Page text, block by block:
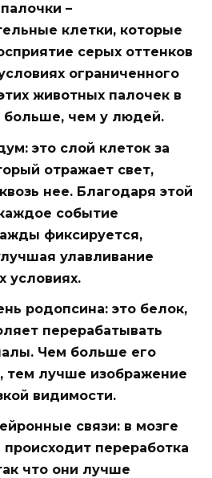
–
клетки, которые
серых оттенков
ограниченного
животных палочек в
больше, чем у людей.
: это слой клеток за
отражает свет,
нее. Благодаря этой
событие
фиксируется,
улавливание
условиях.
родопсина: это белок,
перерабатывать
Чем больше его
тем лучше изображение
видимости.
связи: в мозге
происходит переработка
что они лучше